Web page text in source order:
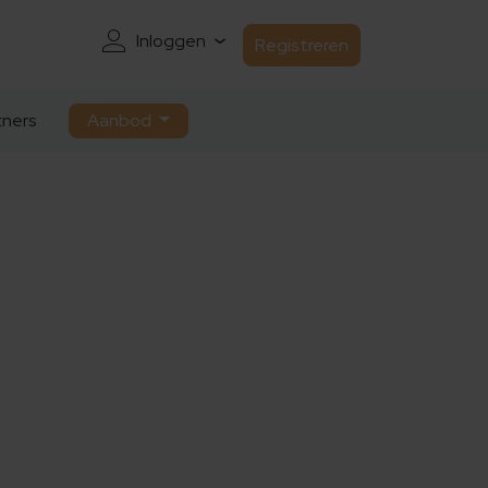
Inloggen Registreren
Aanbod